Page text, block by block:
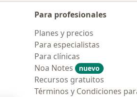
Para profesionales
Planes y precios
Para especialistas
Para clínicas
Noa Notes
nuevo
Recursos gratuitos
Términos y Condiciones